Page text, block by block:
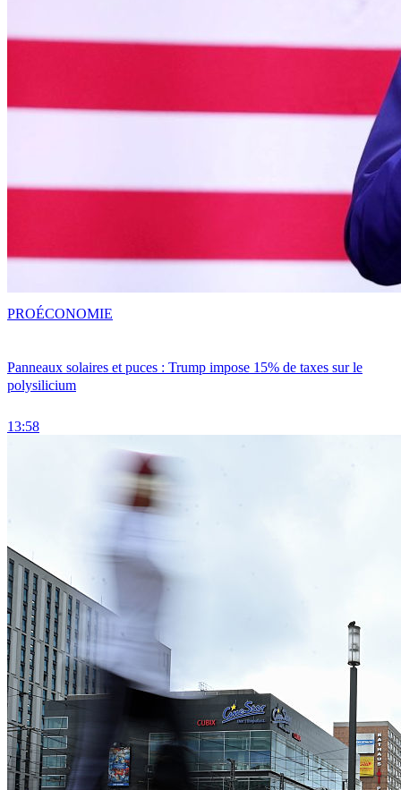
Panneaux solaires et puces : Trump impose 15% de taxes sur le
polysilicium
13:58
PROÉCONOMIE